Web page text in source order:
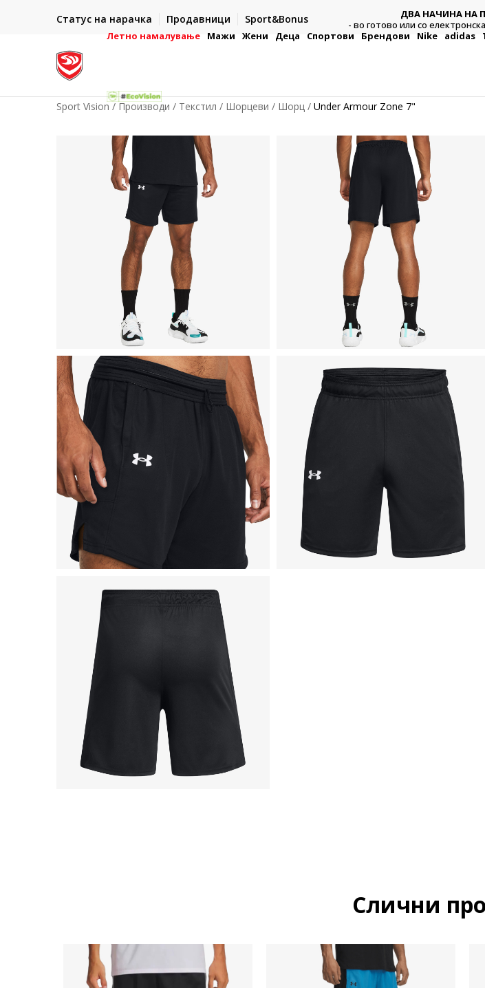
Статус на нарачка Продавници Sport&Bonus
- на сите нарачки во готово или со електронска платежна
ДВА НАЧИНА НА
- во готово или со
Летно намалување Мажи Жени Деца Спортови Брендови Nike adidas
Sport Vision Производи Текстил Шорцеви Шорц Under Armour Zone 7"
Слични